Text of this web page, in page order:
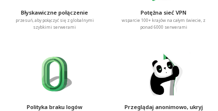
Błyskawiczne połączenie
przesuń, aby połączyć się z globalnymi
szybkimi serwerami
Potężna sieć VPN
wsparcie 100+ krajów na całym świecie, z
ponad 6000 serwerami
Polityka braku logów
Przeglądaj anonimowo, ukryj